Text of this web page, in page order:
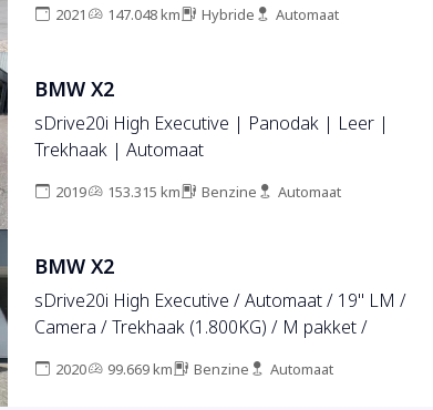
2021 147.048 km Hybride Automaat
BMW X2
sDrive20i High Executive | Panodak | Leer |
Trekhaak | Automaat
2019 153.315 km Benzine Automaat
BMW X2
sDrive20i High Executive / Automaat / 19'' LM /
Camera / Trekhaak (1.800KG) / M pakket /
2020 99.669 km Benzine Automaat